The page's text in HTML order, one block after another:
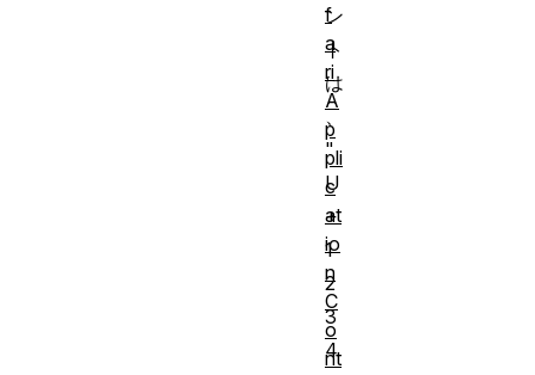
ン
ト
は
、
"
U
+
1
2
3
4
f
a
ri
A
p
pli
c
at
io
n
C
o
nt